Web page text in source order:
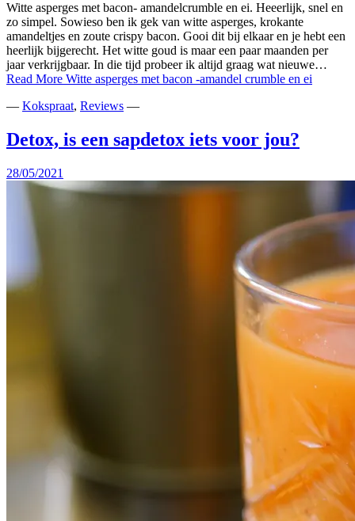
Witte asperges met bacon- amandelcrumble en ei. Heeerlijk, snel en
zo simpel. Sowieso ben ik gek van witte asperges, krokante
amandeltjes en zoute crispy bacon. Gooi dit bij elkaar en je hebt een
heerlijk bijgerecht. Het witte goud is maar een paar maanden per
jaar verkrijgbaar. In die tijd probeer ik altijd graag wat nieuwe…
Read More Witte asperges met bacon -amandel crumble en ei
— Kokspraat, Reviews —
Detox, is een sapdetox iets voor jou?
28/05/2021